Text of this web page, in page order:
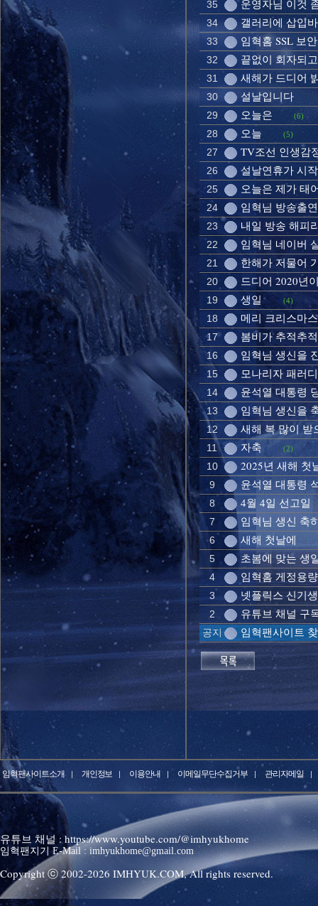
35 운영자님 이것
34 갤러리에 삽입
33 임혁홈 SSL 보
32 끝없이 회자되
31 새해가 드디어
30 설날입니다
29 오늘은 (6)
28 오늘 (5)
27 TV조선 인생감
26 설날연휴가 시
25 오늘은 제가 태
24 임혁님 방송출
23 내일 방송 해피
22 임혁님 네이버
21 한해가 저물어
20 드디어 2020년
19 생일 (4)
18 메리 크리스마
17 봄비가 추적추
16 임혁님 생신을
15 모나리자 패러디
14 윤석열 대통령
13 임혁님 생신을
12 새해 복 많이 받
11 자축 (2)
10 2025년 새해 첫
9 윤석열 대통령
8 4월 4일 선고일
7 임혁님 생신 축
6 새해 첫날에
5 초봄에 맞는 생
4 임혁홈 게정용량
3 넷플릭스 신기
2 유튜브 채널 구
공지 임혁팬사이트
임혁팬사이트소개 개인정보 이용안내 이메일무단수집거부 관리자메일
유튜브 채널 : https://www.youtube.com/@imhyukhome
임혁팬지기 E-Mail : imhyukhome@gmail.com
Copyright ⓒ 2002-2026 IMHYUK.COM,All rights reserved.